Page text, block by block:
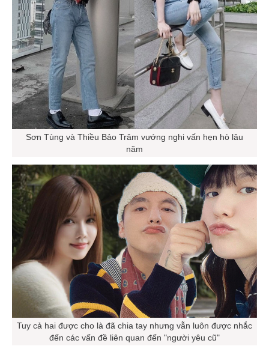
Sơn Tùng và Thiều Bảo Trâm vướng nghi vấn hẹn hò lâu
năm
Tuy cả hai được cho là đã chia tay nhưng vẫn luôn được nhắc
đến các vấn đề liên quan đến "người yêu cũ"